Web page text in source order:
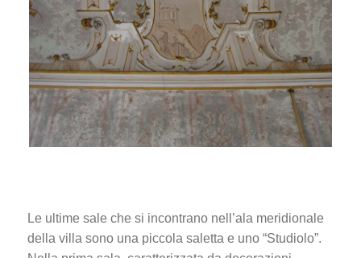
Le ultime sale che si incontrano nell’ala meridionale
della villa sono una piccola saletta e uno “Studiolo”.